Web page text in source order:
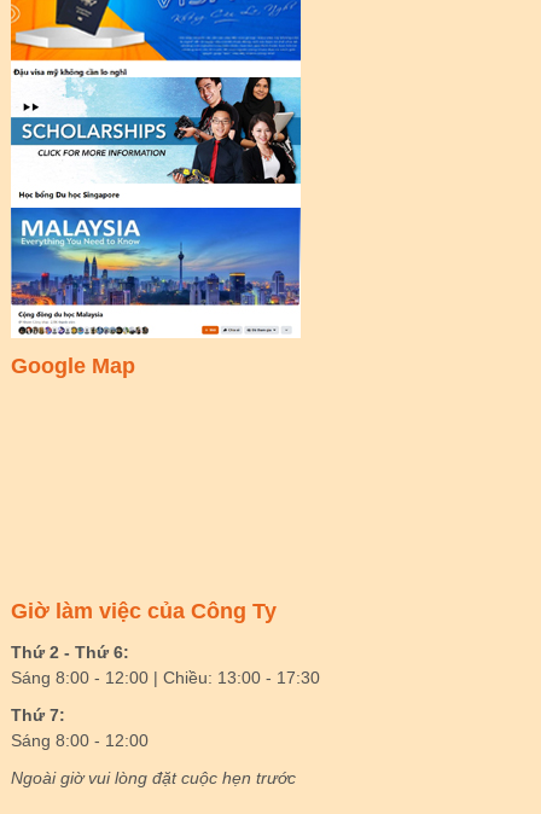
Google Map
Giờ làm việc của Công Ty
Thứ 2 - Thứ 6:
Sáng 8:00 - 12:00 | Chiều: 13:00 - 17:30
Thứ 7:
Sáng 8:00 - 12:00
Ngoài giờ vui lòng đặt cuộc hẹn trước